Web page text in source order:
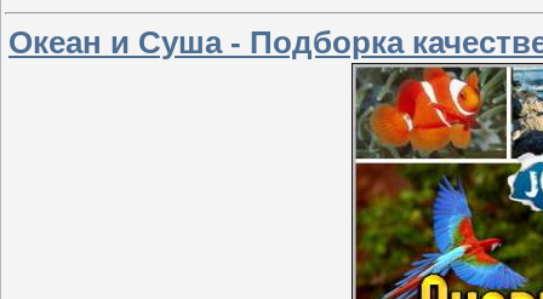
Океан и Суша - Подборка